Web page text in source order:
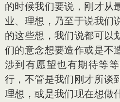
的时候我们要说，刚才从
业、理想，乃至于说我们
的这些想，我们说都可以
们的意念想要造作或是不
涉到有愿望也有期待等
行，不管是我们刚才所谈
理想，或是我们现在想做